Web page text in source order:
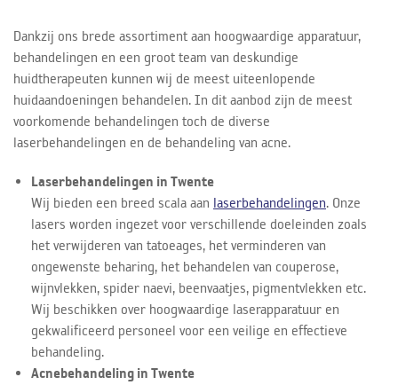
Dankzij ons brede assortiment aan hoogwaardige apparatuur,
behandelingen en een groot team van deskundige
huidtherapeuten kunnen wij de meest uiteenlopende
huidaandoeningen behandelen. In dit aanbod zijn de meest
voorkomende behandelingen toch de diverse
laserbehandelingen en de behandeling van acne.
Laserbehandelingen in Twente
Wij bieden een breed scala aan laserbehandelingen. Onze
lasers worden ingezet voor verschillende doeleinden zoals
het verwijderen van tatoeages, het verminderen van
ongewenste beharing, het behandelen van couperose,
wijnvlekken, spider naevi, beenvaatjes, pigmentvlekken etc.
Wij beschikken over hoogwaardige laserapparatuur en
gekwalificeerd personeel voor een veilige en effectieve
behandeling.
Acnebehandeling in Twente